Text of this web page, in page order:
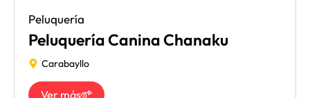
Peluquería
Peluquería Canina Chanaku
Carabayllo
Ver más